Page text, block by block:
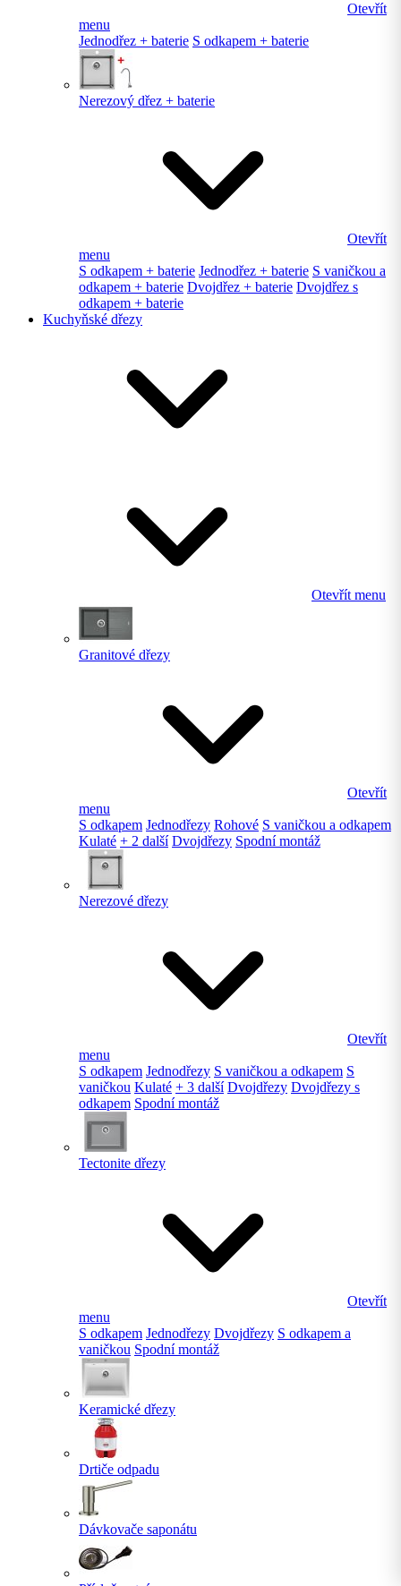
Otevřít
menu
Jednodřez + baterie S odkapem + baterie
Nerezový dřez + baterie
Otevřít
menu
S odkapem + baterie Jednodřez + baterie S vaničkou a
odkapem + baterie Dvojdřez + baterie Dvojdřez s
odkapem + baterie
Kuchyňské dřezy
Otevřít menu
Granitové dřezy
Otevřít
menu
S odkapem Jednodřezy Rohové S vaničkou a odkapem
Kulaté + 2 další Dvojdřezy Spodní montáž
Nerezové dřezy
Otevřít
menu
S odkapem Jednodřezy S vaničkou a odkapem S
vaničkou Kulaté + 3 další Dvojdřezy Dvojdřezy s
odkapem Spodní montáž
Tectonite dřezy
Otevřít
menu
S odkapem Jednodřezy Dvojdřezy S odkapem a
vaničkou Spodní montáž
Keramické dřezy
Drtiče odpadu
Dávkovače saponátu